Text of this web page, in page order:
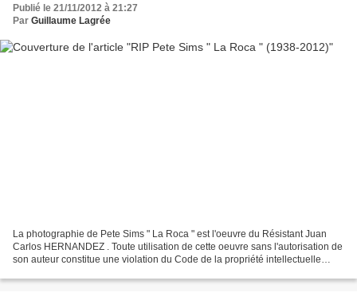
Publié le 21/11/2012 à 21:27
Par Guillaume Lagrée
La photographie de Pete Sims " La Roca " est l'oeuvre du Résistant Juan
Carlos HERNANDEZ . Toute utilisation de cette oeuvre sans l'autorisation de
son auteur constitue une violation du Code de la propriété intellectuelle